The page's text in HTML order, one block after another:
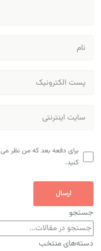
برای دفعه بعد که من نظر
کنید.
ارسال
جستجو
دسته‌های منتخب